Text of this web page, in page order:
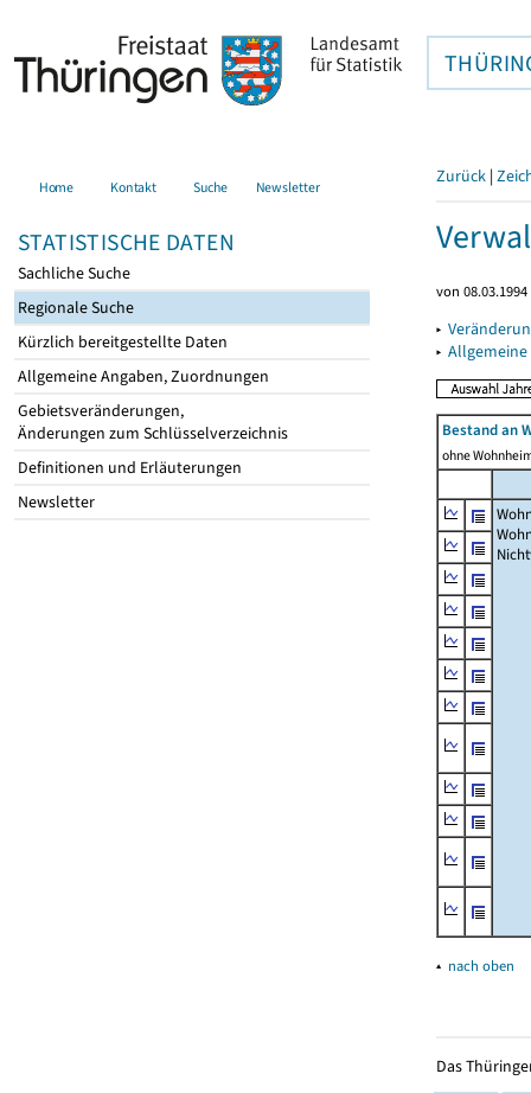
Home Kontakt Suche Newsletter
STATISTISCHE DATEN
Sachliche Suche
Regionale Suche
Kürzlich bereitgestellte Daten
Allgemeine Angaben, Zuordnungen
Gebietsveränderungen,
Änderungen zum Schlüsselverzeichnis
Definitionen und Erläuterungen
Newsletter
Zurück |
von
▸
▸
Bestand an
ohne
▴ nach oben
Das